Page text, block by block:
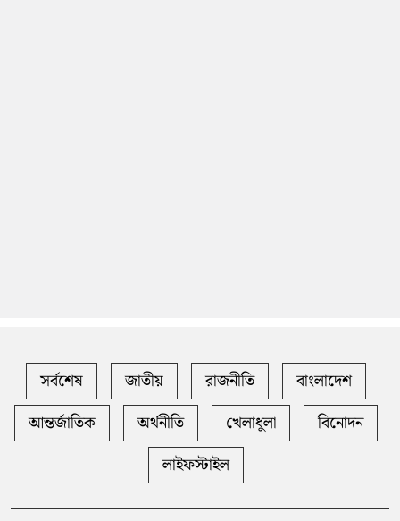
সর্বশেষ জাতীয় রাজনীতি
বাংলাদেশ
আন্তর্জাতিক
অর্থনীতি খেলাধুলা
বিনোদন
লাইফস্টাইল